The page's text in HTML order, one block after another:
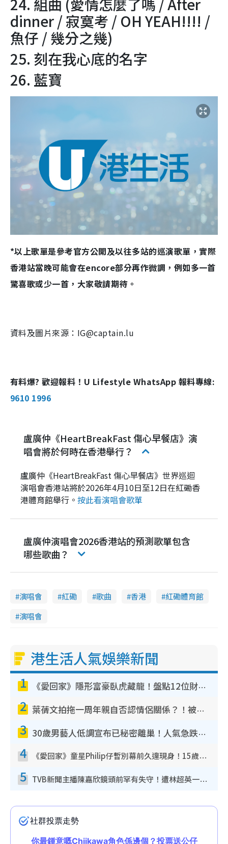
dinner / 寂寞考 / OH YEAH!!!! /
魚仔 / 幾分之幾)
25. 刻在我心底的名字
26. 藍寶
*以上歌單是參考官方公開及以往多站的巡演歌單，實際
香港站當晚可能會在encore部分再作微調，例如多一首
驚喜歌或少一首，大家敬請期待。
資料及圖片來源：IG@captain.lu
有料爆? 歡迎報料！U Lifestyle WhatsApp 報料專線:
9610 1996
盧廣仲《HeartBreakFast 傷心早餐店》演
唱會將於何時在香港舉行？
盧廣仲《HeartBreakFast 傷心早餐店》世界巡迴
演唱會香港站將於2026年4月10日至12日在紅磡香
港體育館舉行。 按此看演唱會歌單
盧廣仲演唱會2026香港站的預測歌單包含
哪些歌曲？
演唱會 紅磡 歌曲 香港
紅磡體育館
演唱會
港生活人氣娛樂新聞
1 《愛回家》隱形富豪臥虎藏龍！盤點12位財氣逼人的有錢藝人：呢位靚女3億身家唔憂做
2 葉蒨文拍拖一周年親自否認情侶關係？！被質疑感情造假竟稱GM「普通同事」
3 30歲男藝人低調宣布已秘密離巢！人氣急跌變失蹤人口︰「這幾年過得並不容易」
4 《愛回家》童星Philip仔暫別幕前久違現身！15歲近況暴風長高蛻變帥氣少男
5 TVB新聞主播陳嘉欣鏡頭前罕有失守！遭林超英一句說話突襲嚇親當場大笑